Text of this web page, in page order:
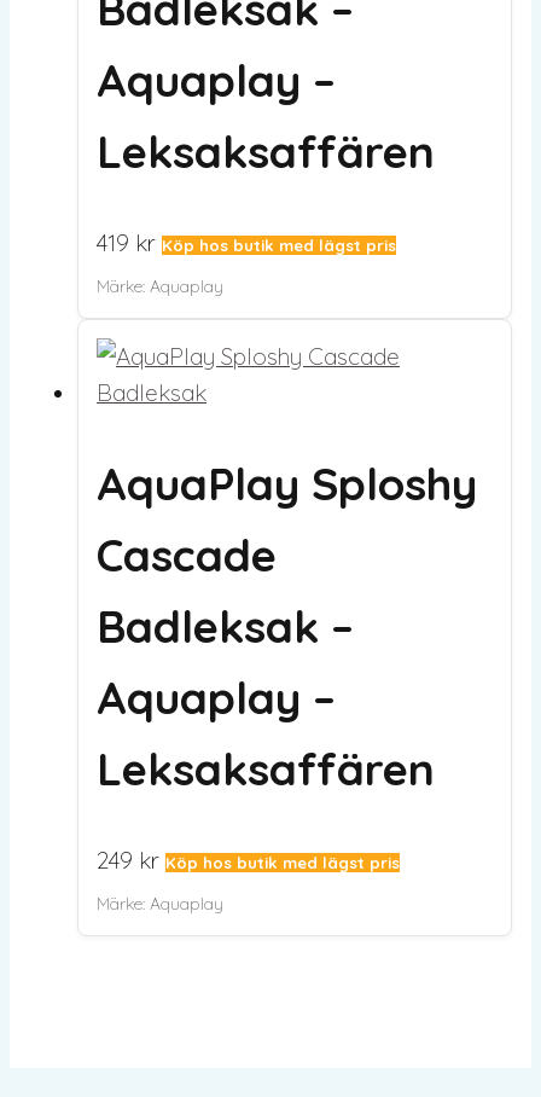
Aquaplay –
Leksaksaffären
419 kr Köp hos butik med lägst pris
Märke: Aquaplay
AquaPlay Sploshy
Cascade
Badleksak –
Aquaplay –
Leksaksaffären
249 kr Köp hos butik med lägst pris
Märke: Aquaplay